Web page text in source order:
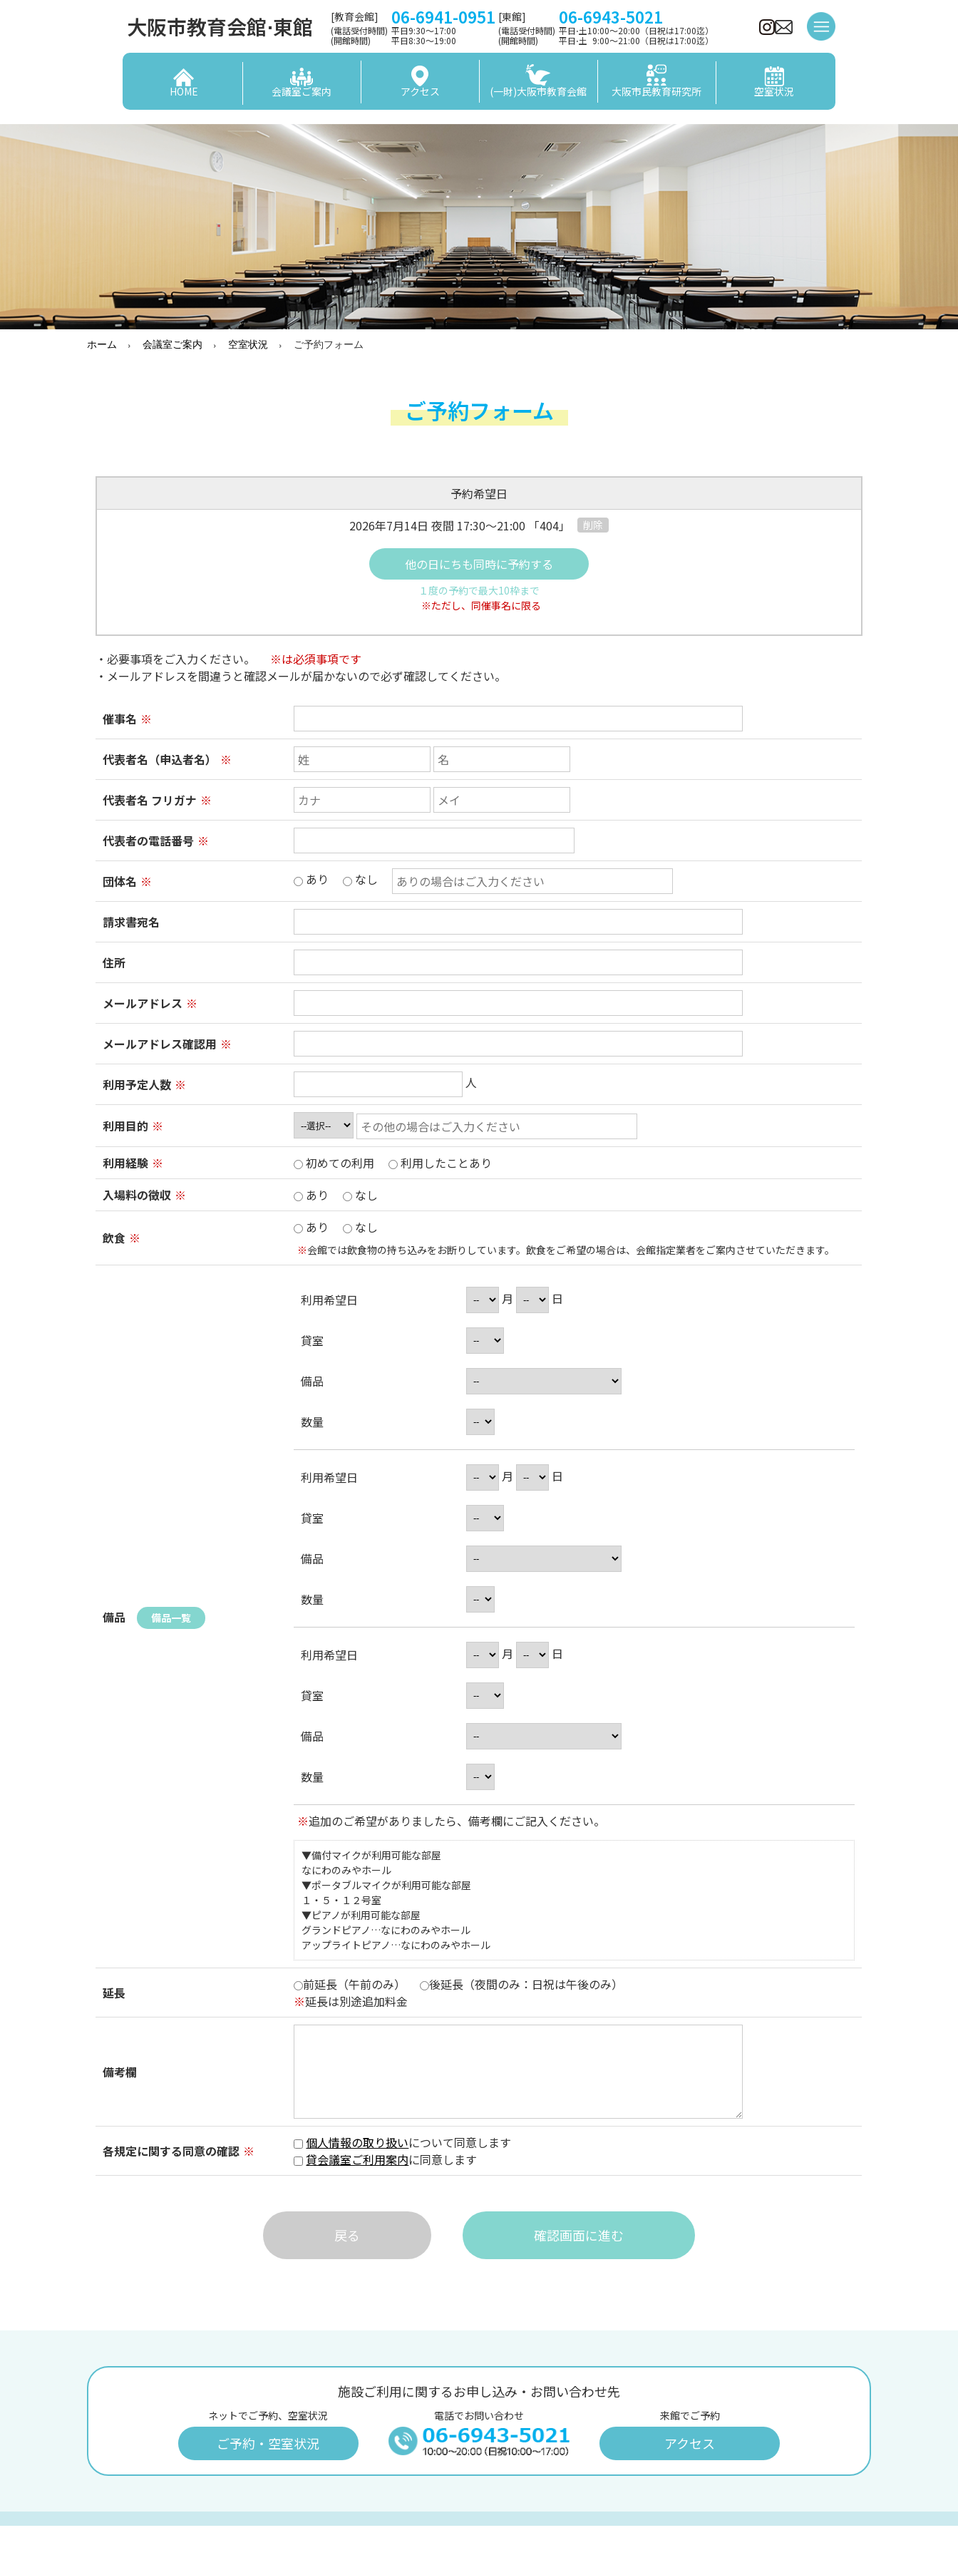
大阪市教育会館⋅東館 [教育会館] 06-6941-0951
(電話受付時間) 平日9:30〜17:00
(開館時間)
平日8:30〜19:00
[東館] 06-6943-5021
(電話受付時間) 平日⋅土10:00～20:00（日祝は17:00迄）
(開館時間)
平日⋅土 9:00〜21:00（日祝は17:00迄）
HOME 会議室ご案内 アクセス (一財)大阪市教育会館 大阪市民教育研究所 空室状況
ホーム 会議室ご案内 空室状況 ご予約フォーム
ご予約フォーム
予約希望日
2026年7月14日 夜間 17:30～21:00 「404」 削除
他の日にちも同時に予約する
１度の予約で最大10枠まで
※ただし、同催事名に限る
・必要事項をご入力ください。
※は必須事項です
・メールアドレスを間違うと確認メールが届かないので必ず確認してください。
催事名 ※
代表者名（申込者名） ※
代表者名 フリガナ ※
代表者の電話番号 ※
団体名 ※ あり なし
請求書宛名
住所
メールアドレス ※
メールアドレス確認用 ※
利用予定人数 ※ 人
利用目的 ※
利用経験 ※ 初めての利用
利用したことあり
入場料の徴収 ※ あり なし
飲食 ※
あり なし
※会館では飲食物の持ち込みをお断りしています。飲食をご希望の場合は、会館指定業者をご案内させていただきます。
備品 備品一覧
利用希望日 月 日
貸室
備品
数量
利用希望日 月 日
貸室
備品
数量
利用希望日 月 日
貸室
備品
数量
※追加のご希望がありましたら、備考欄にご記入ください。
▼備付マイクが利用可能な部屋
なにわのみやホール
▼ポータブルマイクが利用可能な部屋
１・５・１２号室
▼ピアノが利用可能な部屋
グランドピアノ…なにわのみやホール
アップライトピアノ…なにわのみやホール
延長 前延長（午前のみ）
後延長（夜間のみ：日祝は午後のみ）
※延長は別途追加料金
備考欄
各規定に関する同意の確認 ※ 個人情報の取り扱いについて同意します
貸会議室ご利用案内に同意します
戻る 確認画面に進む
施設ご利用に関するお申し込み・お問い合わせ先
ネットでご予約、空室状況
ご予約・空室状況
電話でお問い合わせ 来館でご予約
アクセス